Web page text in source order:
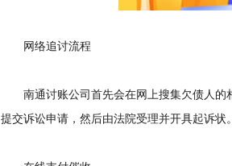
网络追讨流程
南通讨账公司首先会在网上搜集欠债人的
提交诉讼申请，然后由法院受理并开具起诉状